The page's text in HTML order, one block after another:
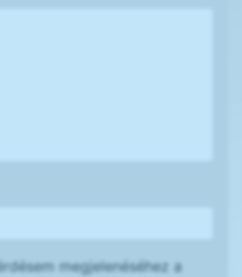
megjelenéséhez a